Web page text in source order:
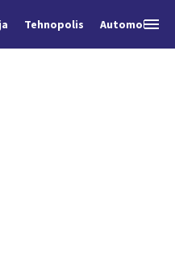
Tehnopolis Automobili